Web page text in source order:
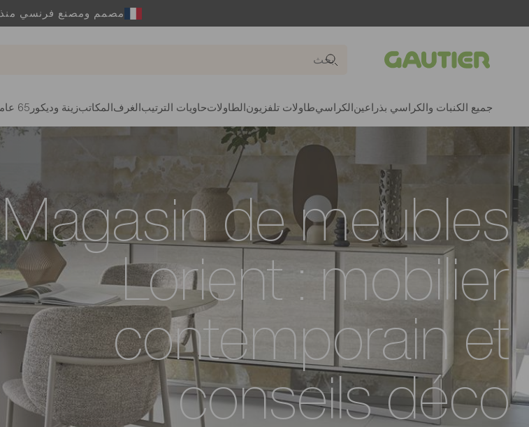
مصمم ومصنع فرنسي منذ 65 عامًا
Gautier
جميع الكنبات والكراسي بذراعين الكراسيطاولات تلفزيون الطاولاتحاويات الترتيب الغرف المكاتبزينة وديكور 65 عاما من التاريخ
Magasin de meubles
Lorient : mobilier
contemporain et
conseils déco